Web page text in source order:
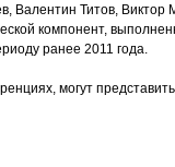
Валентин Титов, Виктор
компонент,
ранее 2011 года.
могут